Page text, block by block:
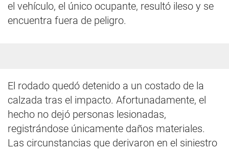
el vehículo, el único ocupante, resultó ileso y se
encuentra fuera de peligro.
El rodado quedó detenido a un costado de la
calzada tras el impacto. Afortunadamente, el
hecho no dejó personas lesionadas,
registrándose únicamente daños materiales.
Las circunstancias que derivaron en el siniestro